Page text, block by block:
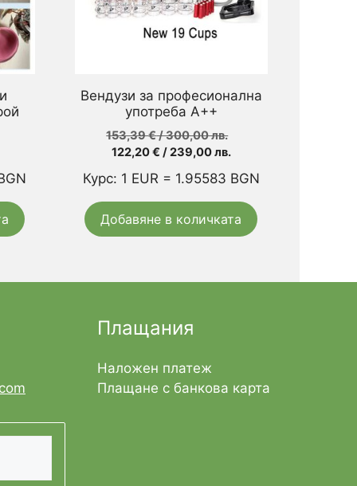
Вендузи за професионална
употреба А++
153,39€/ 300,00 лв.
153,39 €
/
300,00 лв..
122,20€ / 239,00 лв.Текущата
е:
122,20 €
/
239,00 лв..
Курс: 1 EUR = 1.95583 BGN
Добавяне в количката
Плащания
Наложен платеж
Плащане с банкова карта